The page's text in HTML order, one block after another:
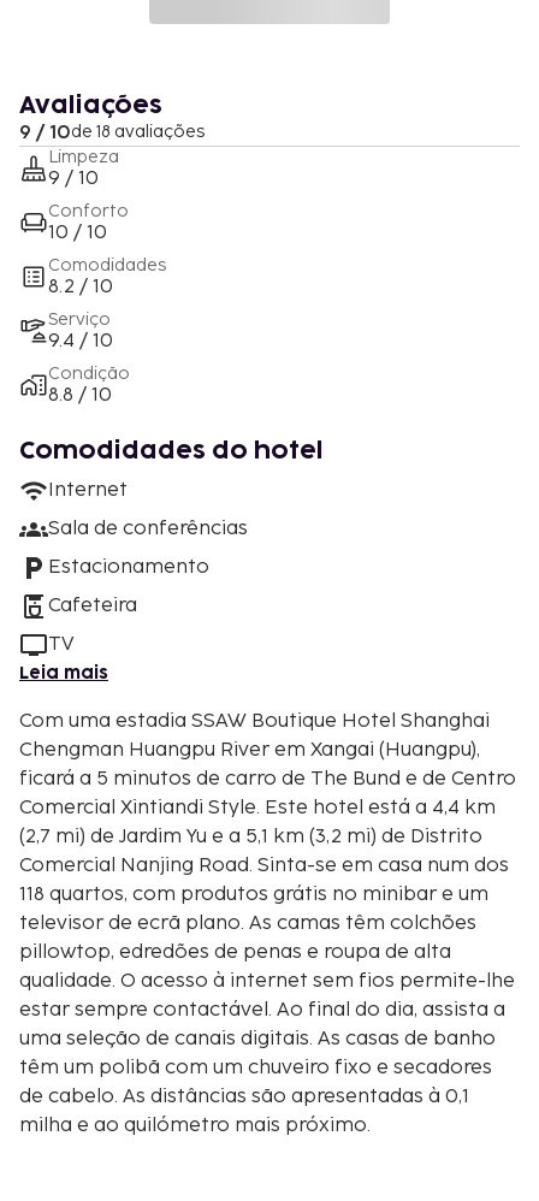
Avaliações
9 / 10de 18 avaliações
Limpeza
9 / 10
Conforto
10 / 10
Comodidades
8.2 / 10
Serviço
9.4 / 10
Condição
8.8 / 10
Comodidades do hotel
Internet
Sala de conferências
Estacionamento
Cafeteira
TV
Leia mais
Com uma estadia SSAW Boutique Hotel Shanghai
Chengman Huangpu River em Xangai (Huangpu),
ficará a 5 minutos de carro de The Bund e de Centro
Comercial Xintiandi Style. Este hotel está a 4,4 km
(2,7 mi) de Jardim Yu e a 5,1 km (3,2 mi) de Distrito
Comercial Nanjing Road. Sinta-se em casa num dos
118 quartos, com produtos grátis no minibar e um
televisor de ecrã plano. As camas têm colchões
pillowtop, edredões de penas e roupa de alta
qualidade. O acesso à internet sem fios permite-lhe
estar sempre contactável. Ao final do dia, assista a
uma seleção de canais digitais. As casas de banho
têm um polibã com um chuveiro fixo e secadores
de cabelo. As distâncias são apresentadas à 0,1
milha e ao quilómetro mais próximo.